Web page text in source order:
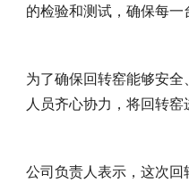
的检验和测试，确保每
为了确保回转窑能够安
人员齐心协力，将回转
公司负责人表示，这次